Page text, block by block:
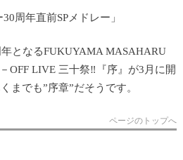
周年直前SPメドレー」
年となるFUKUYAMA MASAHARU
OFF LIVE 三十祭‼『序』が3月に開
までも”序章”だそうです。
ページのトップへ